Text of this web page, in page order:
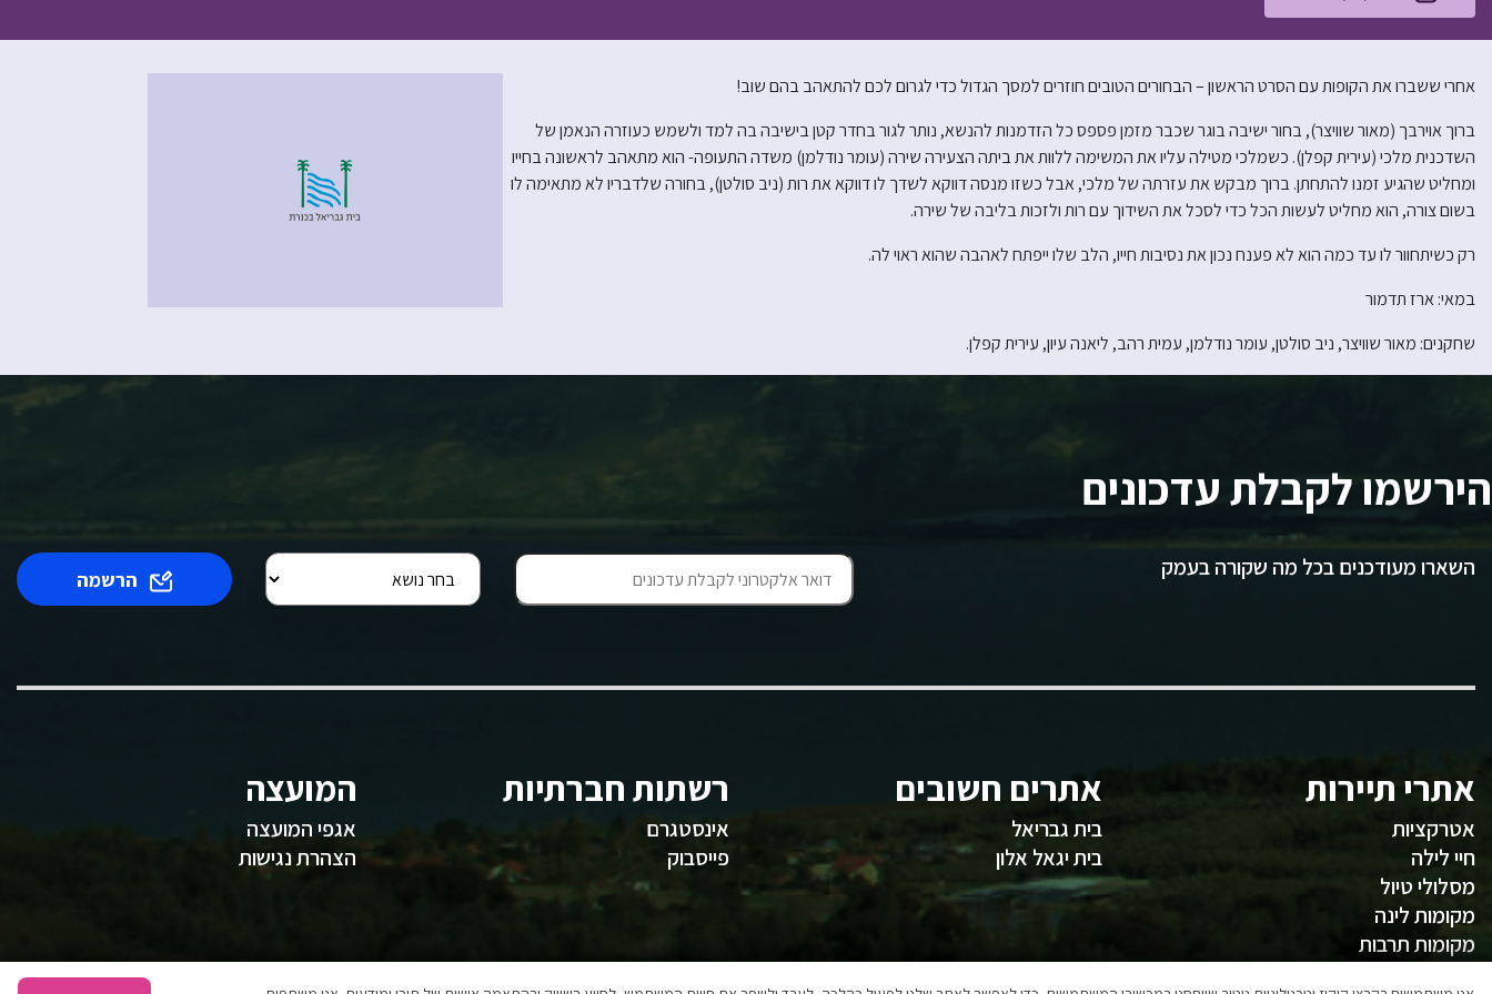
אחרי ששברו את הקופות עם הסרט הראשון – הבחורים הטובים חוזרים למסך הגדול כדי לגרום לכם להתאהב בהם שוב!
ברוך אוירבך (מאור שוויצר), בחור ישיבה בוגר שכבר מזמן פספס כל הזדמנות להנשא, נותר לגור בחדר קטן בישיבה בה למד ולשמש כעוזרה הנאמן של
השדכנית מלכי (עירית קפלן). כשמלכי מטילה עליו את המשימה ללוות את ביתה הצעירה שירה (עומר נודלמן) משדה התעופה- הוא מתאהב לראשונה בחייו
ומחליט שהגיע זמנו להתחתן. ברוך מבקש את עזרתה של מלכי, אבל כשזו מנסה דווקא לשדך לו דווקא את רות (ניב סולטן), בחורה שלדבריו לא מתאימה לו
בשום צורה, הוא מחליט לעשות הכל כדי לסכל את השידוך עם רות ולזכות בליבה של שירה.
רק כשיתחוור לו עד כמה הוא לא פענח נכון את נסיבות חייו, הלב שלו ייפתח לאהבה שהוא ראוי לה.
במאי: ארז תדמור
שחקנים: מאור שוויצר, ניב סולטן, עומר נודלמן, עמית רהב, ליאנה עיון, עירית קפלן.
הירשמו לקבלת עדכונים
השארו מעודכנים בכל מה שקורה בעמק הרשמה
אתרי תיירות
אטרקציות
חיי לילה
מסלולי טיול
מקומות לינה
מקומות תרבות
אתרים חשובים
בית גבריאל
בית יגאל אלון
רשתות חברתיות
אינסטגרם
פייסבוק
המועצה
אגפי המועצה
הצהרת נגישות